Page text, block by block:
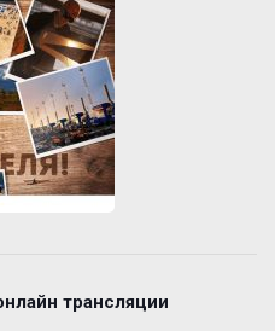
трансляции